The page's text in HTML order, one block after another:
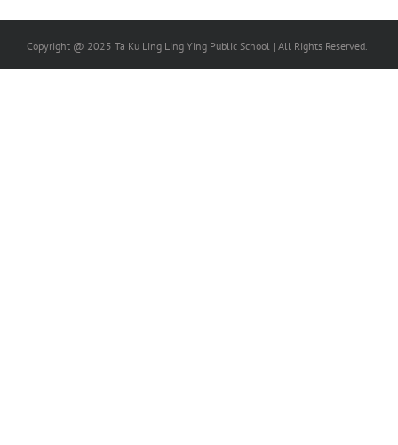
Copyright @ 2025 Ta Ku Ling Ling Ying Public School | All Rights Reserved.